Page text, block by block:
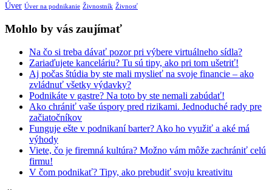
Úver Úver na podnikanie Živnostník Živnosť
Mohlo by vás zaujímať
Na čo si treba dávať pozor pri výbere virtuálneho sídla?
Zariaďujete kanceláriu? Tu sú tipy, ako pri tom ušetriť!
Aj počas štúdia by ste mali myslieť na svoje financie – ako
zvládnuť všetky výdavky?
Podnikáte v gastre? Na toto by ste nemali zabúdať!
Ako chrániť vaše úspory pred rizikami. Jednoduché rady pre
začiatočníkov
Funguje ešte v podnikaní barter? Ako ho využiť a aké má
výhody
Viete, čo je firemná kultúra? Možno vám môže zachrániť celú
firmu!
V čom podnikať? Tipy, ako prebudiť svoju kreativitu